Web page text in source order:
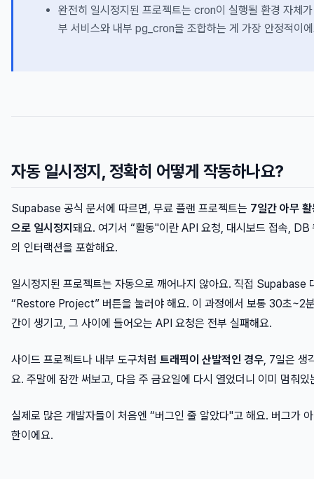
완전히 일시정지된 프로젝트는 cron이 실행될 환경 자체
부 서비스와 내부 pg_cron을 조합하는 게 가장 안정적이
자동 일시정지, 정확히 어떻게 작동하나요?
Supabase 공식 문서에 따르면, 무료 플랜 프로젝트는 7일간 아무
으로 일시정지 돼요. 여기서 “활동"이란 API 요청, 대시보드 접속, DB
의 인터랙션을 포함해요.
일시정지된 프로젝트는 자동으로 깨어나지 않아요. 직접 Supabase
“Restore Project” 버튼을 눌러야 해요. 이 과정에서 보통 30초~2
간이 생기고, 그 사이에 들어오는 API 요청은 전부 실패해요.
사이드 프로젝트나 내부 도구처럼 트래픽이 산발적인 경우, 7일은 생
요. 주말에 잠깐 써보고, 다음 주 금요일에 다시 열었더니 이미 멈춰있
실제로 많은 개발자들이 처음엔 “버그인 줄 알았다"고 해요. 버그가
한이에요.